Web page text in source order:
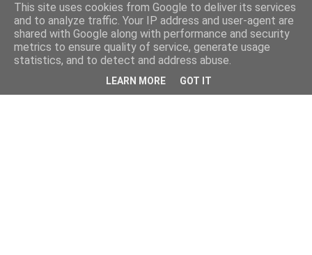
This site uses cookies from Google to deliver its services
and to analyze traffic. Your IP address and user-agent are
shared with Google along with performance and security
metrics to ensure quality of service, generate usage
statistics, and to detect and address abuse.
LEARN MORE GOT IT